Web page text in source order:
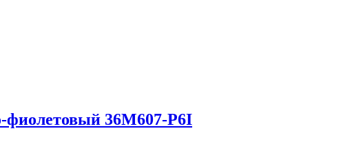
фиолетовый 36M607-P6I